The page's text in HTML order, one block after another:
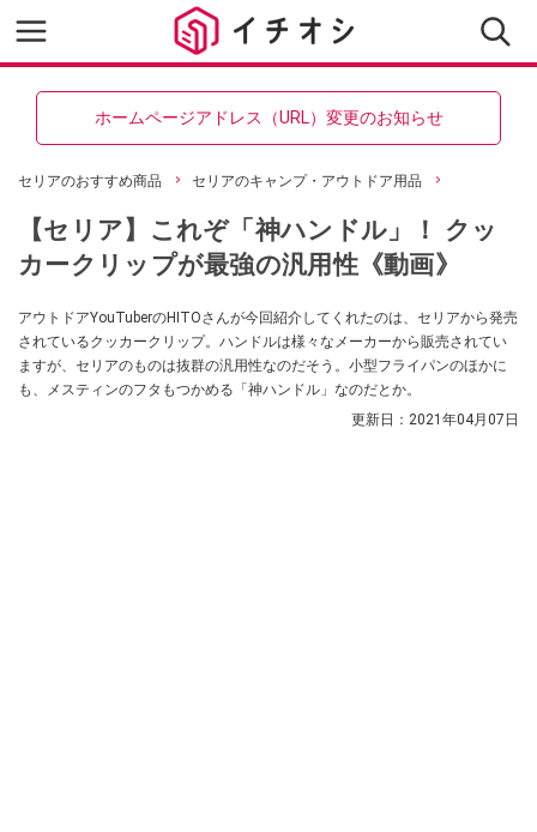
ホームページアドレス（URL）変更のお知らせ
セリアのおすすめ商品 セリアのキャンプ・アウトドア用品
【セリア】これぞ「神ハンドル」！ クッ
カークリップが最強の汎用性《動画》
アウトドアYouTuberのHITOさんが今回紹介してくれたのは、セリアから発売
されているクッカークリップ。ハンドルは様々なメーカーから販売されてい
ますが、セリアのものは抜群の汎用性なのだそう。小型フライパンのほかに
も、メスティンのフタもつかめる「神ハンドル」なのだとか。
更新日： 2021年04月07日